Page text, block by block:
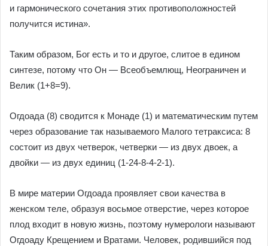
и гармонического сочетания этих противоположностей
получится истина».
Таким образом, Бог есть и то и другое, слитое в едином
синтезе, потому что Он — Всеобъемлющ, Неограничен и
Велик (1+8=9).
Огдоада (8) сводится к Монаде (1) и математическим путем
через образование так называемого Малого тетраксиса: 8
состоит из двух четверок, четверки — из двух двоек, а
двойки — из двух единиц (1-24-8-4-2-1).
В мире материи Огдоада проявляет свои качества в
женском теле, образуя восьмое отверстие, через которое
плод входит в новую жизнь, поэтому нумерологи называют
Огдоаду Крещением и Вратами. Человек, родившийся под